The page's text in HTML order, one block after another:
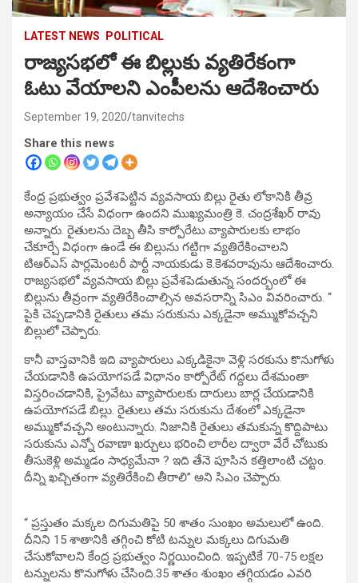
LATEST NEWS POLITICAL
రాజ్యసభలో ఈ బిల్లుకు వ్యతిరేకంగా
ఓటు వేయాలని ఎంపీలను ఆదేశించారు
September 19, 2020 tanvitechs
Share this news
కేంద్ర ప్రభుత్వం ప్రవేశపెట్టిన వ్యవసాయ బిల్లు రైతు లోకానికి తీవ్ర
అన్యాయం చేసే విధంగా ఉందని ముఖ్యమంత్రి కె. చంద్రశేఖర్ రావు
అన్నారు. రైతులను దెబ్బ తీసి కార్పోరేటు వ్యాపారులకు లాభం
చేకూర్చే విధంగా ఉండే ఈ బిల్లును గట్టిగా వ్యతిరేకించాలని
టిఆర్ఎస్ పార్లమెంటరీ పార్టీ నాయకుడు కె.కెశవరావును ఆదేశించారు.
రాజ్యసభలో వ్యవసాయ బిల్లు ప్రవేశపెడుతున్న సందర్భంలో ఈ
బిల్లును తీవ్రంగా వ్యతిరేకించాల్సిన అవసరాన్ని సిఎం వివరించారు. ‘‘
పైకి చెప్పడానికి రైతులు తమ సరుకును ఎక్కడైనా అమ్ముకోవచ్చని
బిల్లులో చెప్పారు.
కానీ వాస్తవానికి ఇది వ్యాపారులు ఎక్కడికైనా వెళ్లి సరకును కొనుగోళు
చేయడానికి ఉపయోగపడే విధానం కార్పోరేట్ గద్దలు దేశమంతా
విస్తరించడానికి, ప్రైవేటు వ్యాపారులకు దారులు బార్ల చేయడానికి
ఉపయోగపడే బిల్లు. రైతులు తమ సరుకును దేశంలో ఎక్కడైనా
అమ్ముకోవచ్చని అంటున్నారు. నిజానికి రైతులు తమకున్న కొద్దిపాటు
సరుకును ఎన్నో రవాణా ఖర్చులు భరించి లారీల ద్వారా వేరే చోటుకు
తీసుకెళ్లి అమ్మడం సాధ్యమేనా ? ఇది తేనె పూసిన కత్తిలాంటి చట్టం.
దీన్ని ఖచ్చితంగా వ్యతిరేకించి తీరాలి’’ అని సిఎం చెప్పారు.
‘‘ ప్రస్తుతం మక్కల దిగుమతిపై 50 శాతం సుంఖం అమలులో ఉంది.
దీనిని 15 శాతానికి తగ్గించి కోటి టన్నుల మక్కలు దిగుమతి
చేసుకోవాలని కేంద్ర ప్రభుత్వం నిర్ణయించింది. ఇప్పటికే 70-75 లక్షల
టన్నులను కొనుగోళు చేసింది.35 శాతం శుంఖం తగ్గియడం ఎవరి